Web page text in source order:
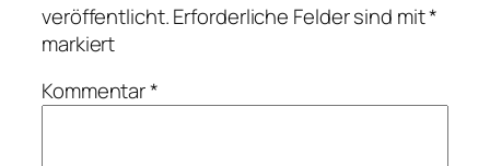
veröffentlicht.Erforderliche Felder sind mit*
markiert
Kommentar*